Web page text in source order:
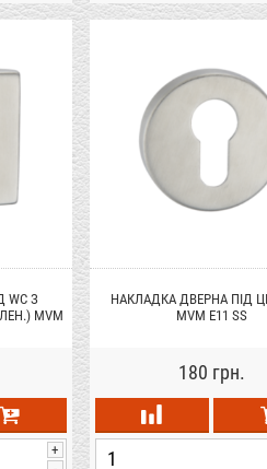
WC З
MVM
+
НАКЛАДКА ДВЕРНА ПІД
MVM E11 SS
180 грн.